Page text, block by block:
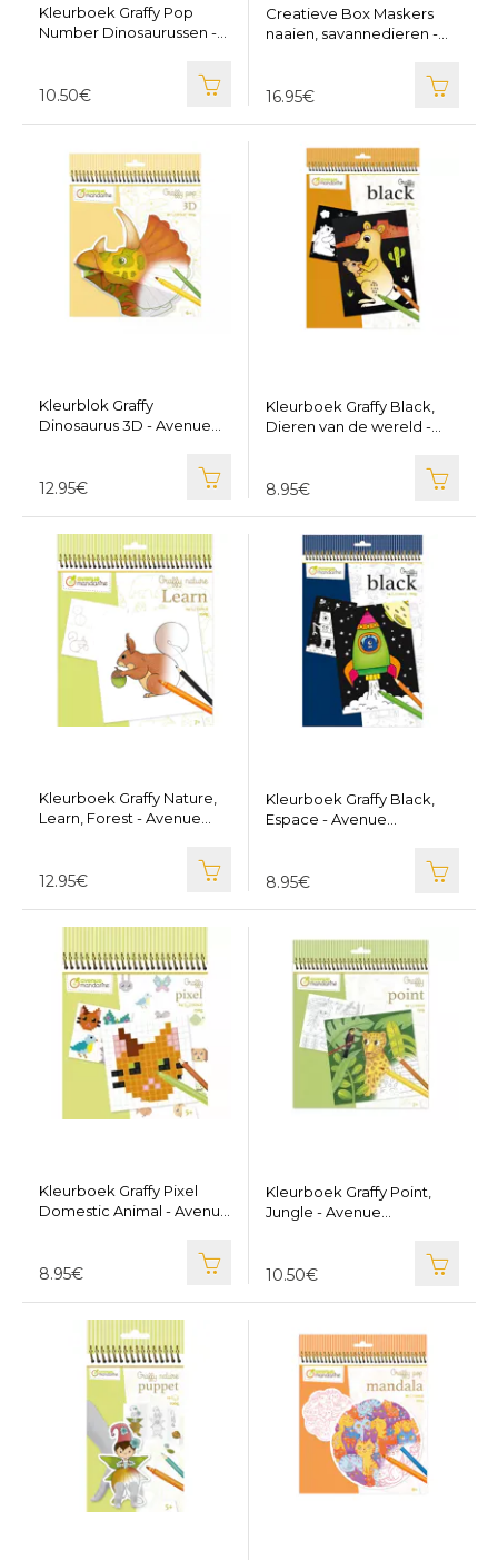
Kleurboek Graffy Pop
Number Dinosaurussen -
10.50€
Creatieve Box Maskers
naaien, savannedieren -
16.95€
Kleurblok Graffy
Dinosaurus 3D - Avenue
12.95€
Kleurboek Graffy Black,
Dieren van de wereld -
8.95€
Kleurboek Graffy Nature,
Learn, Forest - Avenue
12.95€
Kleurboek Graffy Black,
Espace - Avenue
8.95€
Kleurboek Graffy Pixel
Domestic Animal - Avenue
8.95€
Kleurboek Graffy Point,
Jungle - Avenue
10.50€